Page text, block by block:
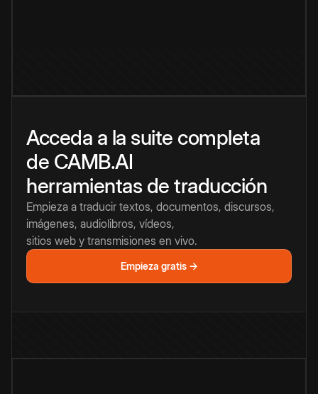
Acceda a la suite completa
de CAMB.AI
herramientas de traducción
Empieza a traducir textos, documentos, discursos,
imágenes, audiolibros, vídeos,
sitios web y transmisiones en vivo.
Empieza gratis →